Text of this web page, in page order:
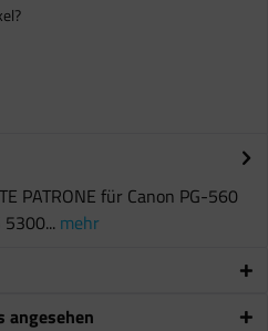
PATRONE für Canon PG-560
mehr
angesehen